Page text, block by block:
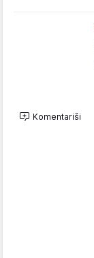
Komentariši